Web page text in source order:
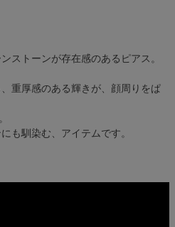
ストーンが存在感のあるピアス。
重厚感のある輝きが、顔周りをぱ
も馴染む、アイテムです。